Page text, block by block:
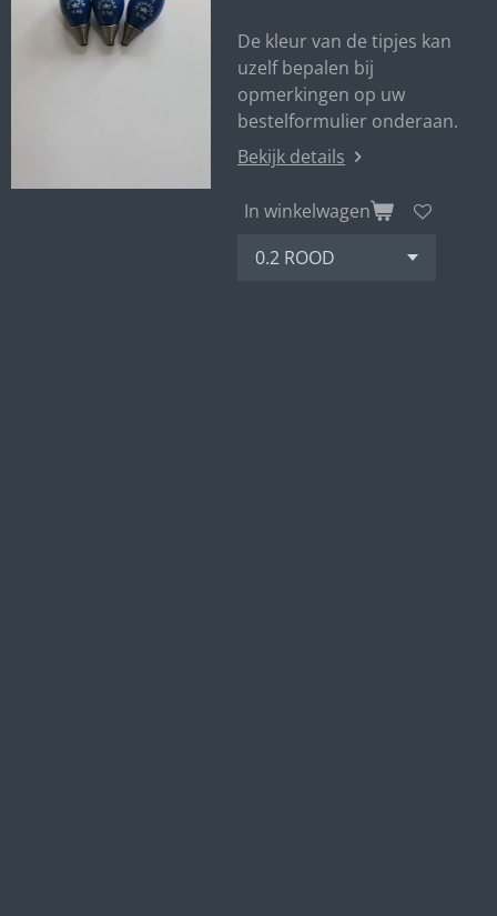
De kleur van de tipjes kan
uzelf bepalen bij
opmerkingen op uw
bestelformulier onderaan.
Bekijk details
In winkelwagen